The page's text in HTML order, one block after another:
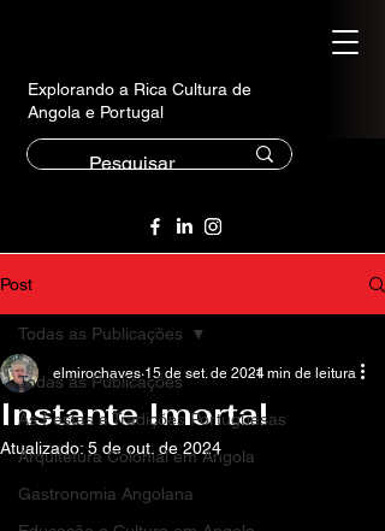
Explorando a Rica Cultura de
Angola e Portugal
Post
Todas as Publicações
As Festas e Tradições Portuguesas
Arquitetura Colonial em Angola
Gastronomia Angolana
Todas as Publicações
Instante Imortal
elmirochaves 15 de set. de 20241 min de leitura
Atualizado: 5 de out. de 2024